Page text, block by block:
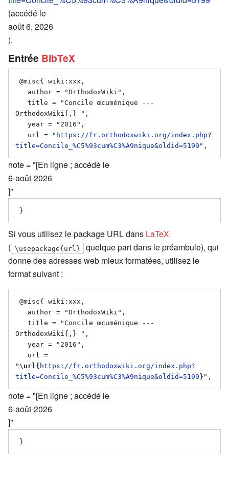
(accédé le
août 6, 2026
).
Entrée BibTeX
OrthodoxWiki{,} ",
   url = "
https://fr.orthodoxwiki.org/index.php?
title=Concile_%C5%93cum%C3%A9nique&oldid=5199
note = "[En ligne ; accédé le
6-août-2026
]"
Si vous utilisez le package URL dans LaTeX
( \usepackage{url}
quelque part dans le préambule), qui
donne des adresses web mieux formatées, utilisez le
format suivant :
OrthodoxWiki{,} ",
" \url{ https://fr.orthodoxwiki.org/index.php?
title=Concile_%C5%93cum%C3%A9nique&oldid=5199 }
note = "[En ligne ; accédé le
6-août-2026
]"